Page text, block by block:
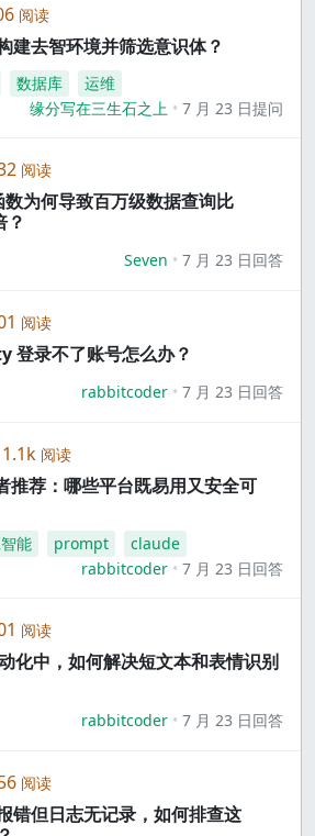
阅读
建去智环境并筛选意识体？
数据库
运维
缘分写在三生石之上
7 月 23 日提问
阅读
为何导致百万级数据查询比
？
Seven 7 月 23 日回答
阅读
录不了账号怎么办？
rabbitcoder 7 月 23 日回答
1.1k 阅读
荐：哪些平台既易用又安全可
能 prompt
claude
rabbitcoder
7 月 23 日回答
阅读
化中，如何解决短文本和表情识别
rabbitcoder 7 月 23 日回答
阅读
错但日志无记录，如何排查这